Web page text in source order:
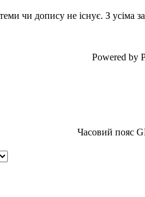
чи допису не існує. З усіма
Powered by
Часовий пояс